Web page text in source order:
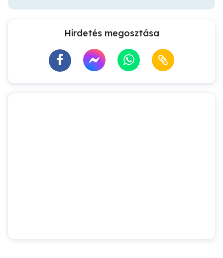
Hirdetés megosztása